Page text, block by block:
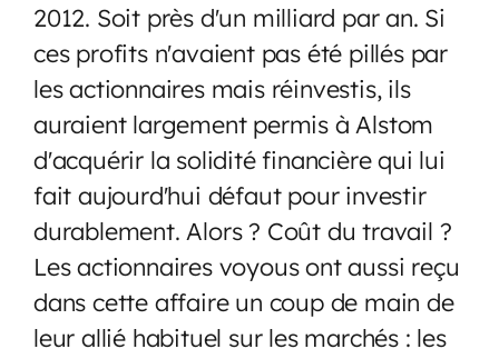
2012. Soit près d'un milliard par an. Si
ces profits n'avaient pas été pillés par
les actionnaires mais réinvestis, ils
auraient largement permis à Alstom
d'acquérir la solidité financière qui lui
fait aujourd'hui défaut pour investir
durablement. Alors ? Coût du travail ?
Les actionnaires voyous ont aussi reçu
dans cette affaire un coup de main de
leur allié habituel sur les marchés : les